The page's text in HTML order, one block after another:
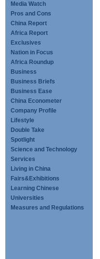
Media Watch
Pros and Cons
China Report
Africa Report
Exclusives
Nation in Focus
Africa Roundup
Business
Business Briefs
Business Ease
China Econometer
Company Profile
Lifestyle
Double Take
Spotlight
Science and Technology
Services
Living in China
Fairs&Exhibitions
Learning Chinese
Universities
Measures and Regulations